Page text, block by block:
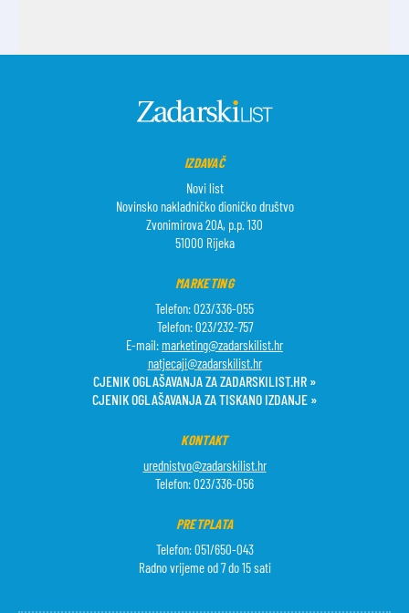
IZDAVAČ
Novi list
Novinsko nakladničko dioničko društvo
Zvonimirova 20A, p.p. 130
51000 Rijeka
MARKETING
Telefon: 023/336-055
Telefon: 023/232-757
E-mail: marketing@zadarskilist.hr
natjecaji@zadarskilist.hr
CJENIK OGLAŠAVANJA ZA ZADARSKILIST.HR »
CJENIK OGLAŠAVANJA ZA TISKANO IZDANJE »
KONTAKT
urednistvo@zadarskilist.hr
Telefon: 023/336-056
PRETPLATA
Telefon: 051/650-043
Radno vrijeme od 7 do 15 sati